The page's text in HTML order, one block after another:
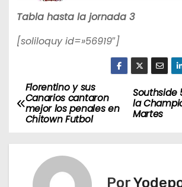
Tabla hasta la jornada 3
[soliloquy id=»56919″]
N
a
v
Southside
la
Martes
Florentino y sus
Canarios cantaron
mejor los penales en
Chitown Futbol
Por